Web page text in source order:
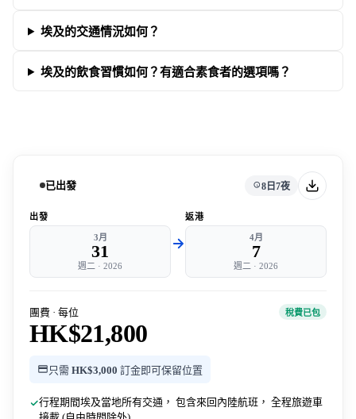
埃及的交通情況如何？
埃及的飲食習慣如何？有適合素食者的選項嗎？
已出發 8日7夜
出發
3月
31
週二 · 2026
返港
4月
7
週二 · 2026
團費 · 每位 稅費已包
HK$21,800
只需 HK$3,000 訂金即可保留位置
行程期間埃及當地所有交通， 包含來回內陸航班， 全程旅遊車